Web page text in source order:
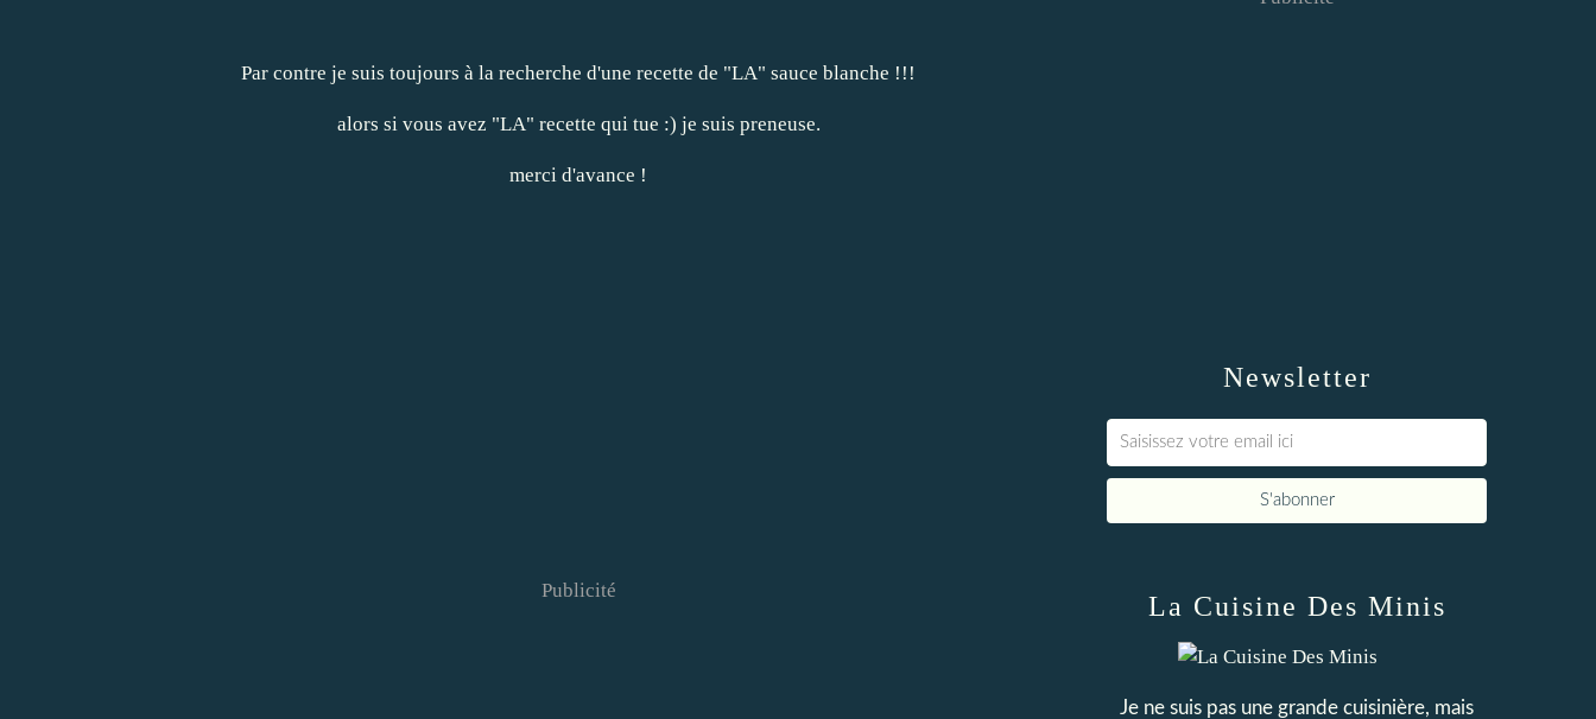
Par contre je suis toujours à la recherche d'une recette de "LA" sauce blanche !!!
alors si vous avez "LA" recette qui tue :) je suis preneuse.
merci d'avance !
Publicité
Newsletter
La Cuisine Des Minis
Je ne suis pas une grande cuisinière, mais